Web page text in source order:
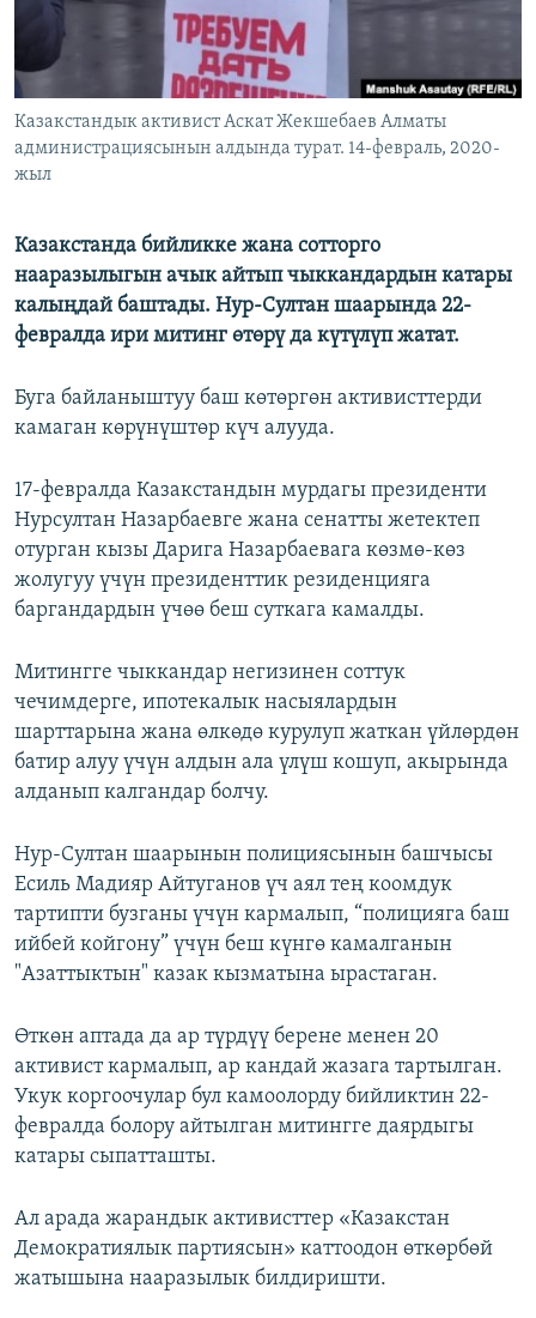
ЭЕ/АРнун бардык сайттары
Казакстандык активист Аскат Жекшебаев Алматы
администрациясынын алдында турат. 14-февраль, 2020-
жыл
Казакстанда бийликке жана сотторго
нааразылыгын ачык айтып чыккандардын катары
калыңдай баштады. Нур-Султан шаарында 22-
февралда ири митинг өтөрү да күтүлүп жатат.
Буга байланыштуу баш көтөргөн активисттерди
камаган көрүнүштөр күч алууда.
17-февралда Казакстандын мурдагы президенти
Нурсултан Назарбаевге жана сенатты жетектеп
отурган кызы Дарига Назарбаевага көзмө-көз
жолугуу үчүн президенттик резиденцияга
баргандардын үчөө беш суткага камалды.
Митингге чыккандар негизинен соттук
чечимдерге, ипотекалык насыялардын
шарттарына жана өлкөдө курулуп жаткан үйлөрдөн
батир алуу үчүн алдын ала үлүш кошуп, акырында
алданып калгандар болчу.
Нур-Султан шаарынын полициясынын башчысы
Есиль Мадияр Айтуганов үч аял тең коомдук
тартипти бузганы үчүн кармалып, “полицияга баш
ийбей койгону” үчүн беш күнгө камалганын
"Азаттыктын" казак кызматына ырастаган.
Өткөн аптада да ар түрдүү берене менен 20
активист кармалып, ар кандай жазага тартылган.
Укук коргоочулар бул камоолорду бийликтин 22-
февралда болору айтылган митингге даярдыгы
катары сыпатташты.
Ал арада жарандык активисттер «Казакстан
Демократиялык партиясын» каттоодон өткөрбөй
жатышына нааразылык билдиришти.